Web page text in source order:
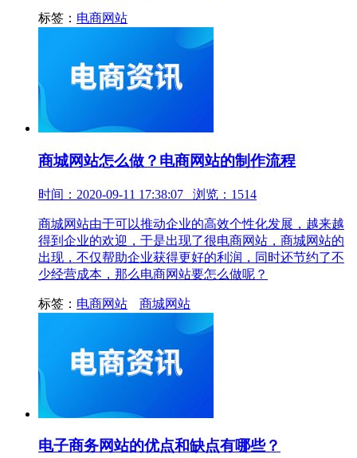
标签： 电商网站
商城网站怎么做？电商网站的制作流程
时间：2020-09-11 17:38:07 浏览：1514
商城网站由于可以推动企业的高效个性化发展，越来越
得到企业的欢迎，于是出现了很电商网站，商城网站的
出现，不仅帮助企业获得更好的利润，同时还节约了不
少经营成本，那么电商网站要怎么做呢？
标签： 电商网站 商城网站
电子商务网站的优点和缺点有哪些？